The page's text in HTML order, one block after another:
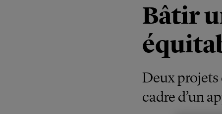
Bâtir
Deux projets
cadre d’un